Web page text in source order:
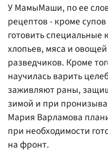
У МамыМаши, по ее
рецептов - кроме
готовить
хлопьев, мяса и
разведчиков. Кроме
научилась варить
заживляют раны,
зимой и при
Мария Варламова
при необходимости
на фронт.